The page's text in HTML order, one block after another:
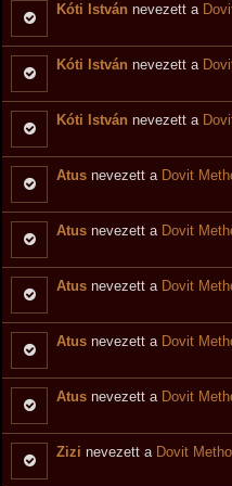
Kóti István nevezett a
Kóti István nevezett a
Kóti István nevezett a
Atus nevezett a Dovit
Atus nevezett a Dovit
Atus nevezett a Dovit
Atus nevezett a Dovit
Atus nevezett a Dovit
Zizi nevezett a Dovit